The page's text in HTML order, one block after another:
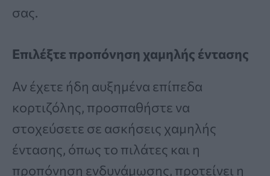
σας.
Επιλέξτε προπόνηση χαμηλής έντασης
Αν έχετε ήδη αυξημένα επίπεδα
κορτιζόλης, προσπαθήστε να
στοχεύσετε σε ασκήσεις χαμηλής
έντασης, όπως το πιλάτες και η
προπόνηση ενδυνάμωσης, προτείνει η